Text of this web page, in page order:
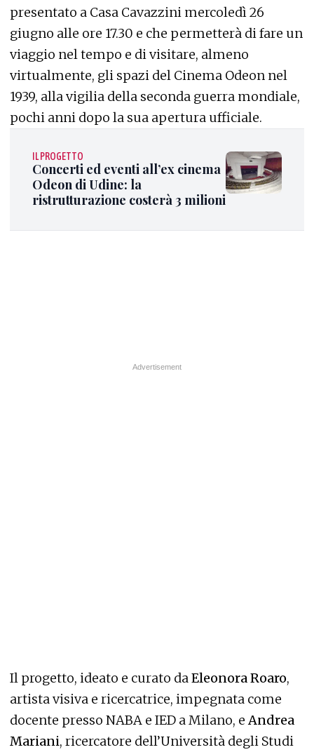
presentato a Casa Cavazzini mercoledì 26
giugno alle ore 17.30 e che permetterà di fare un
viaggio nel tempo e di visitare, almeno
virtualmente, gli spazi del Cinema Odeon nel
1939, alla vigilia della seconda guerra mondiale,
pochi anni dopo la sua apertura ufficiale.
IL PROGETTO
Concerti ed eventi all’ex cinema
Odeon di Udine: la
ristrutturazione costerà 3 milioni
Il progetto, ideato e curato da Eleonora Roaro,
artista visiva e ricercatrice, impegnata come
docente presso NABA e IED a Milano, e Andrea
Mariani, ricercatore dell’Università degli Studi